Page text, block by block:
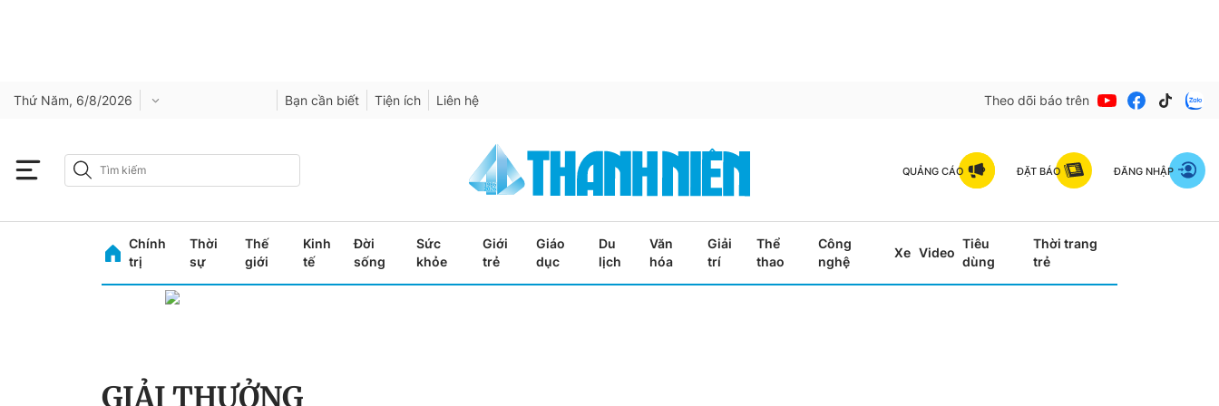
Thứ Năm, 6/8/2026 Bạn cần biết Tiện ích Liên hệ Theo dõi báo trên
QUẢNG CÁO ĐẶT BÁO ĐĂNG NHẬP
Chính
trị
Thời
sự
Thế
giới
Kinh
tế
Đời
sống
Sức
khỏe
Giới
trẻ
Giáo
dục
Du
lịch
Văn
hóa
Giải
trí
Thể
thao
Công
nghệ
Xe Video
Tiêu
dùng
Thời trang
trẻ
GIẢI THƯỞNG